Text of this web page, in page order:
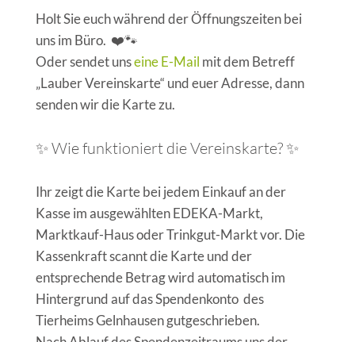
Holt Sie euch während der Öffnungszeiten bei
uns im Büro. ❤️🐾
Oder sendet unseine E-Mail mit dem Betreff
„Lauber Vereinskarte“ und euer Adresse, dann
senden wir die Karte zu.
✨ Wie funktioniert die Vereinskarte? ✨
Ihr zeigt die Karte bei jedem Einkauf an der
Kasse im ausgewählten EDEKA-Markt,
Marktkauf-Haus oder Trinkgut-Markt vor. Die
Kassenkraft scannt die Karte und der
entsprechende Betrag wird automatisch im
Hintergrund auf das Spendenkonto des
Tierheims Gelnhausen gutgeschrieben.